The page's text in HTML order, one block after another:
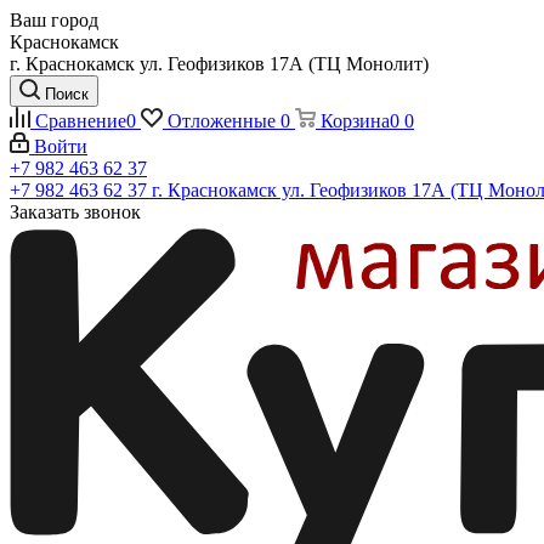
Ваш город
Краснокамск
г. Краснокамск ул. Геофизиков 17А (ТЦ Монолит)
Поиск
Сравнение0 Отложенные 0 Корзина0 0
Войти
+7 982 463 62 37
+7 982 463 62 37 г. Краснокамск ул. Геофизиков 17А (ТЦ
Заказать звонок